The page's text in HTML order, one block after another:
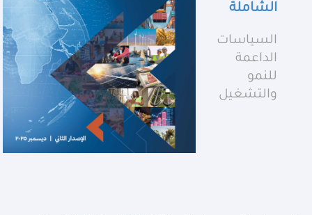
الشاملة
السياسات
الداعمة
للنمو
والتشغيل